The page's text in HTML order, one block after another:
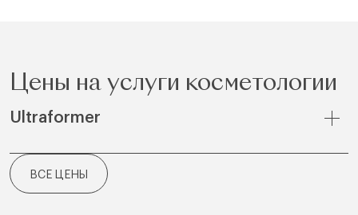
Цены на услуги косметологии
Ultraformer
ВСЕ ЦЕНЫ